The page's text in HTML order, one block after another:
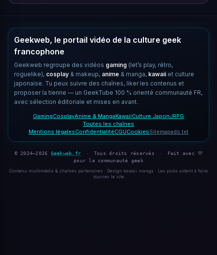
Geekweb, le portail vidéo de la culture geek
francophone
Geekweb regroupe des vidéos gaming (let’s play, rétro,
roguelike), cosplay & makeup, anime & manga, kawaii et culture
japonaise. Tu peux suivre des chaînes, liker les contenus et
proposer la tienne — un GeekTube 100 % orienté communauté FR,
avec sélection éditoriale et mises en avant.
GamingCosplayAnime & MangaKawaiiCulture JaponJRPG
Toutes les chaînes
Mentions légalesConfidentialitéCGUCookiesSitemapads.txt
© 2024–2026 Geekweb.fr · Tous droits réservés ·
Fait avec 💜
pour la communauté geek
Contenu multimédia & chaînes partenaires · Design kawaii manga · Les pubs aident à faire
tourner le site